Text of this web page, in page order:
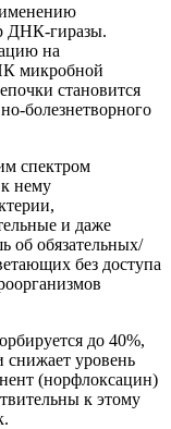
ДНК-гиразы.
на
микробной
становится
болезнетворного
спектром
нему
и даже
об обязательных/
без доступа
до 40%,
снижает уровень
(норфлоксацин)
к этому